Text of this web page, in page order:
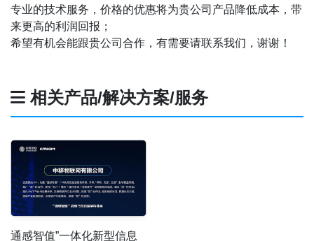
专业的技术服务，价格的优惠将为贵公司产品降低成本，带
来更高的利润回报；
希望有机会能跟贵公司合作，有需要请联系我们，谢谢！
相关产品/解决方案/服务
通感智值”一体化新型信息